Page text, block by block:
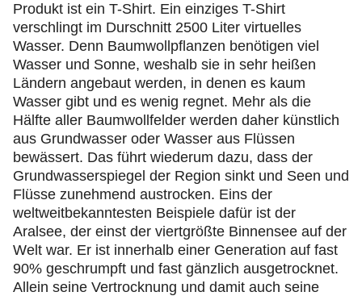
Produkt ist ein T-Shirt. Ein einziges T-Shirt
verschlingt im Durschnitt 2500 Liter virtuelles
Wasser. Denn Baumwollpflanzen benötigen viel
Wasser und Sonne, weshalb sie in sehr heißen
Ländern angebaut werden, in denen es kaum
Wasser gibt und es wenig regnet. Mehr als die
Hälfte aller Baumwollfelder werden daher künstlich
aus Grundwasser oder Wasser aus Flüssen
bewässert. Das führt wiederum dazu, dass der
Grundwasserspiegel der Region sinkt und Seen und
Flüsse zunehmend austrocken. Eins der
weltweitbekanntesten Beispiele dafür ist der
Aralsee, der einst der viertgrößte Binnensee auf der
Welt war. Er ist innerhalb einer Generation auf fast
90% geschrumpft und fast gänzlich ausgetrocknet.
Allein seine Vertrocknung und damit auch seine